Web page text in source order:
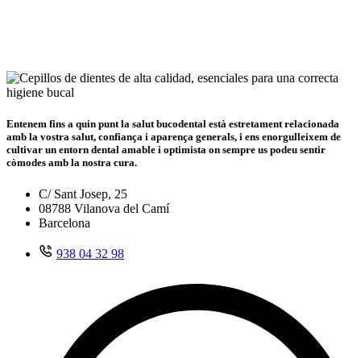
Entenem fins a quin punt la salut bucodental està estretament relacionada
amb la vostra salut, confiança i aparença generals, i ens enorgulleixem de
cultivar un entorn dental amable i optimista on sempre us podeu sentir
còmodes amb la nostra cura.
C/ Sant Josep, 25
08788 Vilanova del Camí
Barcelona
938 04 32 98